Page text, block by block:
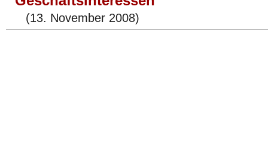
(13. November 2008)